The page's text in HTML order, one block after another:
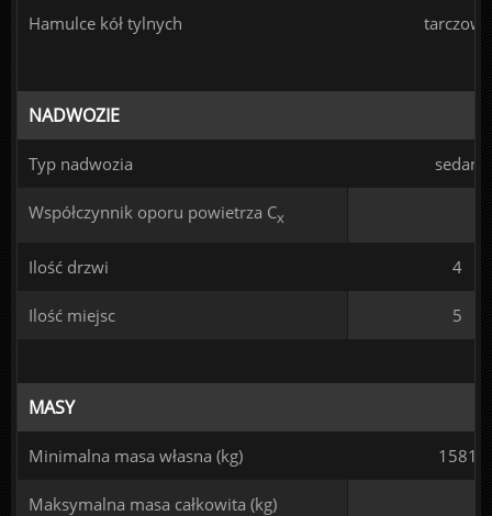
Hamulce kół tylnych tarczowe
NADWOZIE
Typ nadwozia sedan
Współczynnik oporu powietrza Cx
Ilość drzwi 4
Ilość miejsc 5
MASY
Minimalna masa własna (kg) 1581
Maksymalna masa całkowita (kg)